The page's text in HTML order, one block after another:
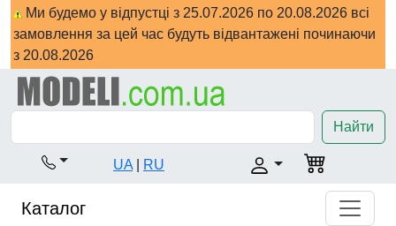
Ми будемо у відпустці з 25.07.2026 по 20.08.2026 всі
замовлення за цей час будуть відвантажені починаючи
з 20.08.2026
Найти
UA RU
Каталог